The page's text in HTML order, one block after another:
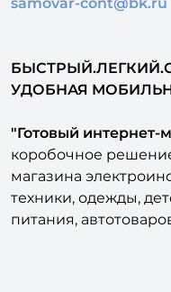
УДОБНАЯ
"Готовый интернет-
коробочное
магазина
техники, одежды,
питания, автотоваров